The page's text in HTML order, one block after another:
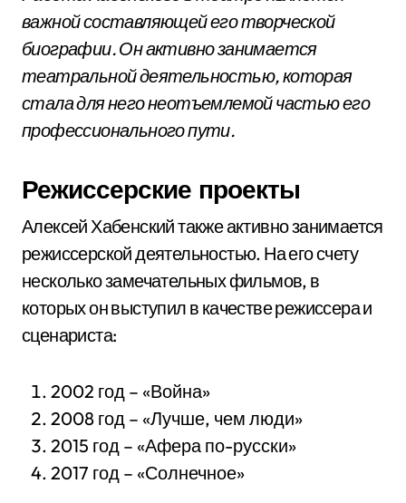
важной составляющей его творческой
биографии. Он активно занимается
театральной деятельностью, которая
стала для него неотъемлемой частью его
профессионального пути.
Режиссерские проекты
Алексей Хабенский также активно занимается
режиссерской деятельностью. На его счету
несколько замечательных фильмов, в
которых он выступил в качестве режиссера и
сценариста:
2002 год – «Война»
2008 год – «Лучше, чем люди»
2015 год – «Афера по-русски»
2017 год – «Солнечное»